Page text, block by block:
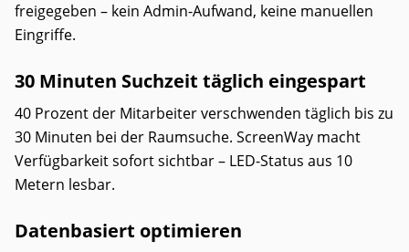
freigegeben – kein Admin-Aufwand, keine manuellen
Eingriffe.
30 Minuten Suchzeit täglich eingespart
40 Prozent der Mitarbeiter verschwenden täglich bis zu
30 Minuten bei der Raumsuche. ScreenWay macht
Verfügbarkeit sofort sichtbar – LED-Status aus 10
Metern lesbar.
Datenbasiert optimieren